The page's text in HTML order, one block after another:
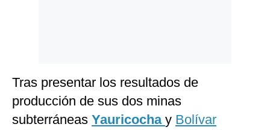
Tras presentar los resultados de
producción de sus dos minas
subterráneas Yauricocha y Bolívar